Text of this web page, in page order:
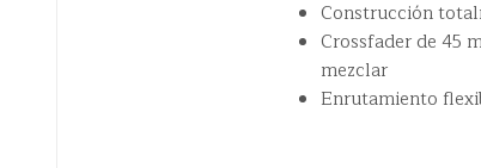
Construcción
Crossfader de 45
mezclar
Enrutamiento